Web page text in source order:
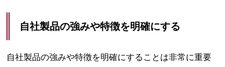
自社製品の強みや特徴を明確にする
自社製品の強みや特徴を明確にすることは非常に重要